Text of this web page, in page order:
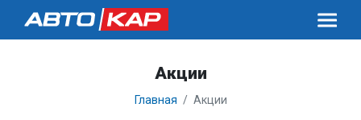
Акции
Главная Акции